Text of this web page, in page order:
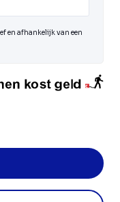
en afhankelijk van een